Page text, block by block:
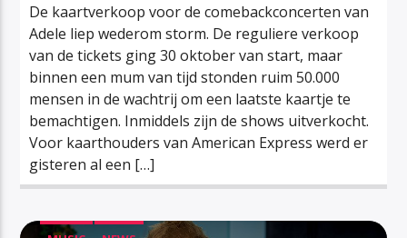
De kaartverkoop voor de comebackconcerten van
Adele liep wederom storm. De reguliere verkoop
van de tickets ging 30 oktober van start, maar
binnen een mum van tijd stonden ruim 50.000
mensen in de wachtrij om een laatste kaartje te
bemachtigen. Inmiddels zijn de shows uitverkocht.
Voor kaarthouders van American Express werd er
gisteren al een […]